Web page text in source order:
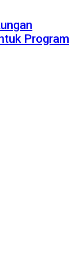
Program